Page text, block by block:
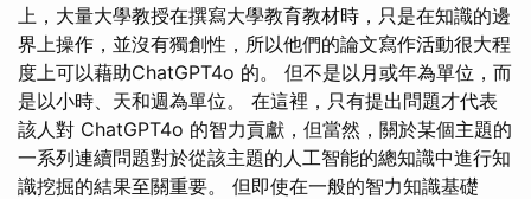
上，大量大學教授在撰寫大學教育教材時，只是在知識的邊
界上操作，並沒有獨創性，所以他們的論文寫作活動很大程
度上可以藉助ChatGPT4o 的。 但不是以月或年為單位，而
是以小時、天和週為單位。 在這裡，只有提出問題才代表
該人對 ChatGPT4o 的智力貢獻，但當然，關於某個主題的
一系列連續問題對於從該主題的人工智能的總知識中進行知
識挖掘的結果至關重要。 但即使在一般的智力知識基礎